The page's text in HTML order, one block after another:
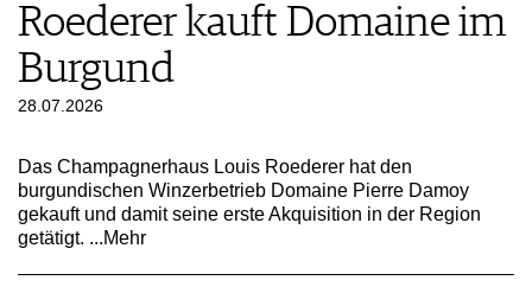
WERBUNG
IMPRESSUM
AGB & DATENSCHUTZ
Roederer kauft Domaine im
Burgund
28.07.2026
Das Champagnerhaus Louis Roederer hat den
burgundischen Winzerbetrieb Domaine Pierre Damoy
gekauft und damit seine erste Akquisition in der Region
getätigt. ...Mehr